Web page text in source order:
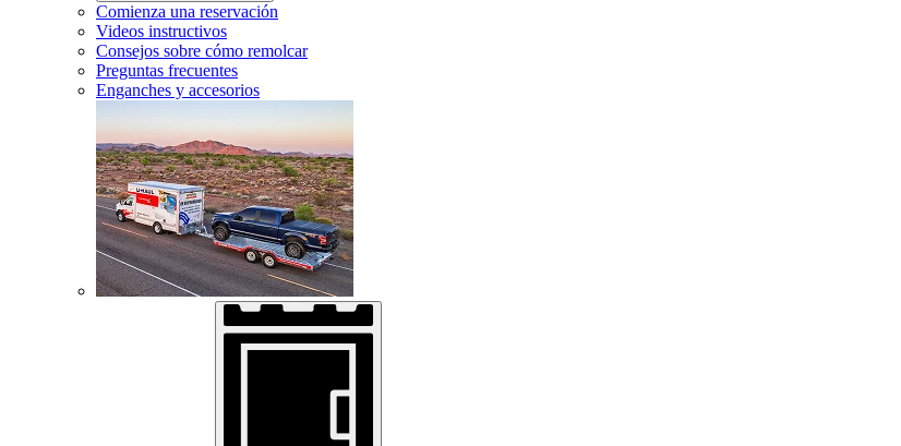
Comienza una reservación
Videos instructivos
Consejos sobre cómo remolcar
Preguntas frecuentes
Enganches y accesorios